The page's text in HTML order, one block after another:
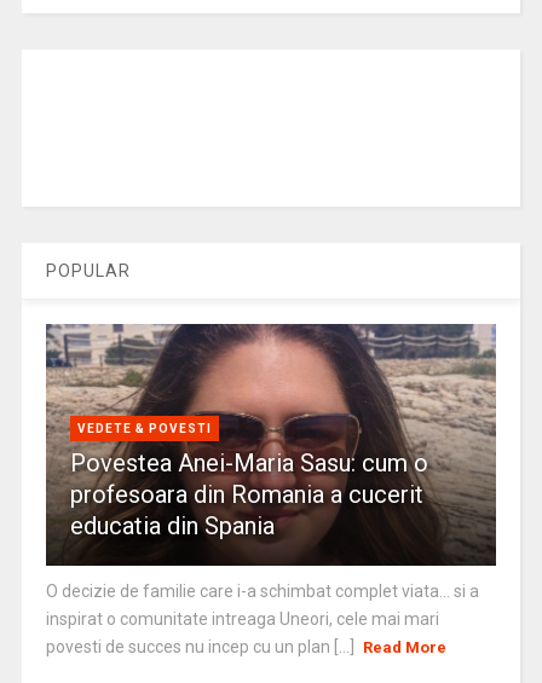
POPULAR
VEDETE & POVESTI
Povestea Anei-Maria Sasu: cum o
profesoara din Romania a cucerit
educatia din Spania
O decizie de familie care i-a schimbat complet viata… si a
inspirat o comunitate intreaga Uneori, cele mai mari
povesti de succes nu incep cu un plan [...]
Read More